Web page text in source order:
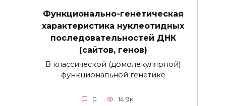
Функционально-генетическая
характеристика нуклеотидных
последовательностей ДНК
(сайтов, генов)
В классической (домолекулярной)
функциональной генетике
0 14.9к.